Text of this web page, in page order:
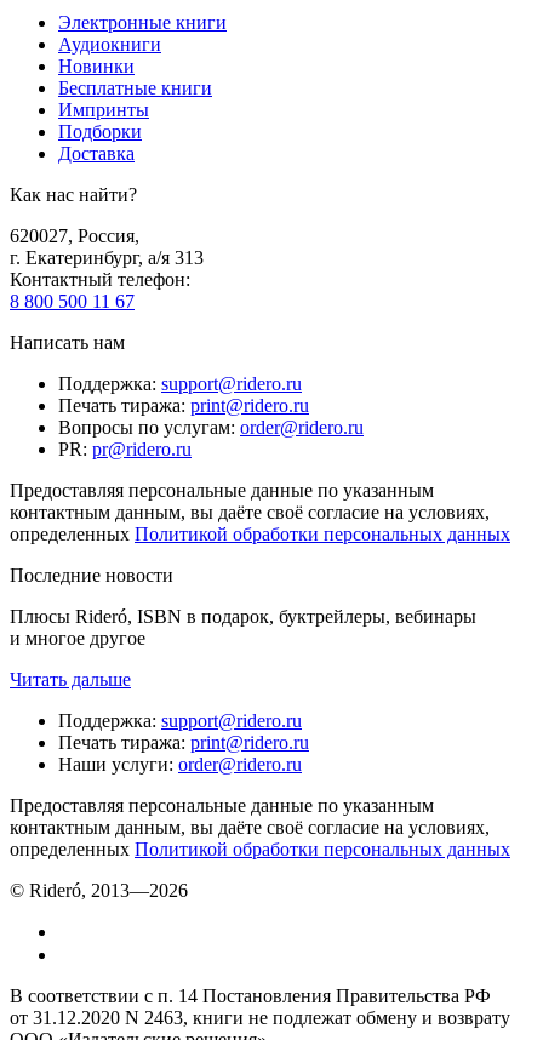
Электронные книги
Аудиокниги
Новинки
Бесплатные книги
Импринты
Подборки
Доставка
Как нас найти?
620027, Россия,
г. Екатеринбург, а/я 313
Контактный телефон:
8 800 500 11 67
Написать нам
Поддержка: support@ridero.ru
Печать тиража: print@ridero.ru
Вопросы по услугам: order@ridero.ru
PR: pr@ridero.ru
Предоставляя персональные данные по указанным
контактным данным, вы даёте своё согласие на условиях,
определенных Политикой обработки персональных данных
Последние новости
Плюсы Rideró, ISBN в подарок, буктрейлеры, вебинары
и многое другое
Читать дальше
Поддержка: support@ridero.ru
Печать тиража: print@ridero.ru
Наши услуги: order@ridero.ru
Предоставляя персональные данные по указанным
контактным данным, вы даёте своё согласие на условиях,
определенных Политикой обработки персональных данных
© Rideró, 2013—2026
В соответствии с п. 14 Постановления Правительства РФ
от 31.12.2020 N 2463, книги не подлежат обмену и возврату